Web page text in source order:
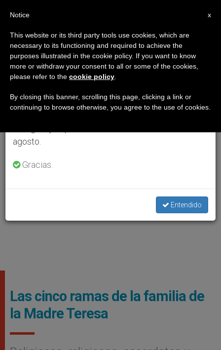
Las cinco ramas de la familia de
la Madre Teresa
×
Aviso importante
Del 27 de julio al 7 de agosto haremos la pausa
anual, aprovechando que en el periodo de verano
se generan menos informaciones y también el
agosto.
Gracias.
Entendido
x
Notice
This website or its third party tools use cookies, which are
necessary to its functioning and required to achieve the
purposes illustrated in the cookie policy. If you want to know
more or withdraw your consent to all or some of the cookies,
please refer to the cookie policy
By closing this banner, scrolling this page, clicking a link or
continuing to browse otherwise, you agree to the use of cookies.